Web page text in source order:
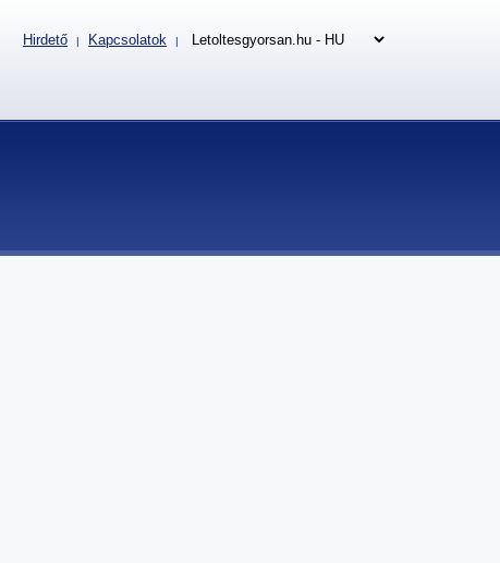
Hirdető | Kapcsolatok |